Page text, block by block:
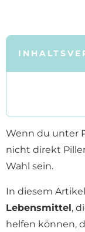
Wenn du unter
nicht direkt
Wahl sein.
In diesem
Lebensmittel,
helfen können,